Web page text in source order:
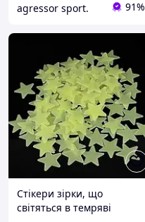
agressor sport. 91%
Стікери зірки, що
світяться в темряві